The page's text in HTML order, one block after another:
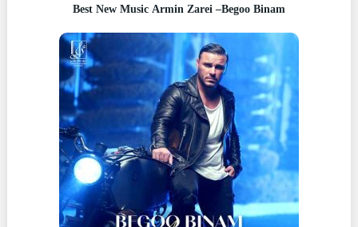
Best New Music Armin Zarei –Begoo Binam